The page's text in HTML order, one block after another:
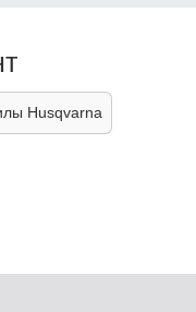
Husqvarna